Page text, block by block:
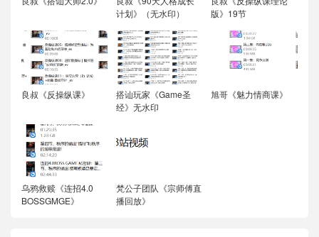
计划》（无水印）
版》19节
良叔《反操纵课》
搭讪玩家《Game圣
经》无水印
旭哥《魅力情商课》
乌鸦救赎《连招4.0
BOSSGMGE》
梵公子团队《宗师傅直
播回放》